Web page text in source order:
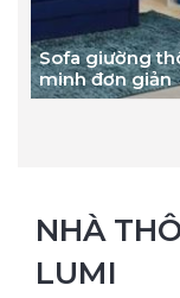
Sofa giường
minh đơn giản
NHÀ
LUMI